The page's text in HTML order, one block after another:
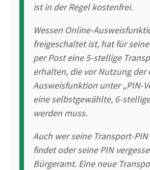
ist in der Regel kostenfrei.
Wessen Online-
freigeschaltet ist, hat für
per Post eine 5-stellige
erhalten, die vor Nutzung der
Ausweisfunktion unter „PIN-
eine selbstgewählte, 6-
werden muss.
Auch wer seine Transport-
findet oder seine PIN
Bürgeramt. Eine neue